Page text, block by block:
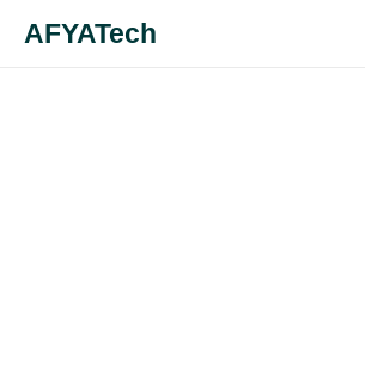
AFYATech